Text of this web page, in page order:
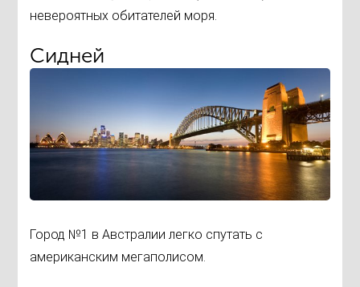
невероятных обитателей моря.
Сидней
Город №1 в Австралии легко спутать с
американским мегаполисом.